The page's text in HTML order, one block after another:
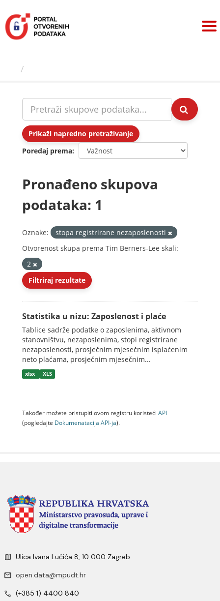
sadržaj
Prikaži napredno pretraživanje
Poredaj prema
Pronađeno skupova
podataka: 1
Oznake:
stopa registrirane nezaposlenosti
Otvorenost skupa prema Tim Berners-Lee skali:
2
Filtriraj rezultate
Statistika u nizu: Zaposlenost i plaće
Tablice sadrže podatke o zaposlenima, aktivnom
stanovništvu, nezaposlenima, stopi registrirane
nezaposlenosti, prosječnim mjesečnim isplaćenim
neto plaćama, prosječnim mjesečnim...
xlsx XLS
Također možete pristupiti ovom registru koristeći API
(pogledajte Dokumenаtаcijа API-jа).